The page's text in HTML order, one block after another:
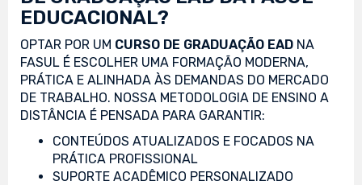
EDUCACIONAL?
OPTAR POR UM CURSO DE GRADUAÇÃO EAD NA
FASUL É ESCOLHER UMA FORMAÇÃO MODERNA,
PRÁTICA E ALINHADA ÀS DEMANDAS DO MERCADO
DE TRABALHO. NOSSA METODOLOGIA DE ENSINO A
DISTÂNCIA É PENSADA PARA GARANTIR:
CONTEÚDOS ATUALIZADOS E FOCADOS NA
PRÁTICA PROFISSIONAL
SUPORTE ACADÊMICO PERSONALIZADO